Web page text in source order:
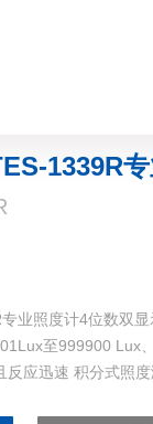
1339R
业照度计4位数双
至999900 Lux
反应迅速 积分式照